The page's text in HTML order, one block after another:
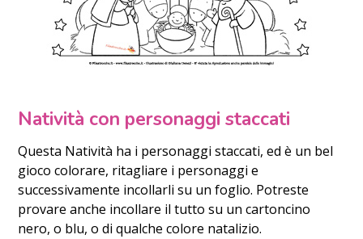
Natività con personaggi staccati
Questa Natività ha i personaggi staccati, ed è un bel
gioco colorare, ritagliare i personaggi e
successivamente incollarli su un foglio. Potreste
provare anche incollare il tutto su un cartoncino
nero, o blu, o di qualche colore natalizio.